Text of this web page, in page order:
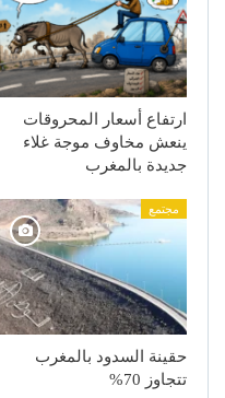
ارتفاع أسعار المحروقات
ينعش مخاوف موجة غلاء
جديدة بالمغرب
مجتمع
حقينة السدود بالمغرب
تتجاوز 70%